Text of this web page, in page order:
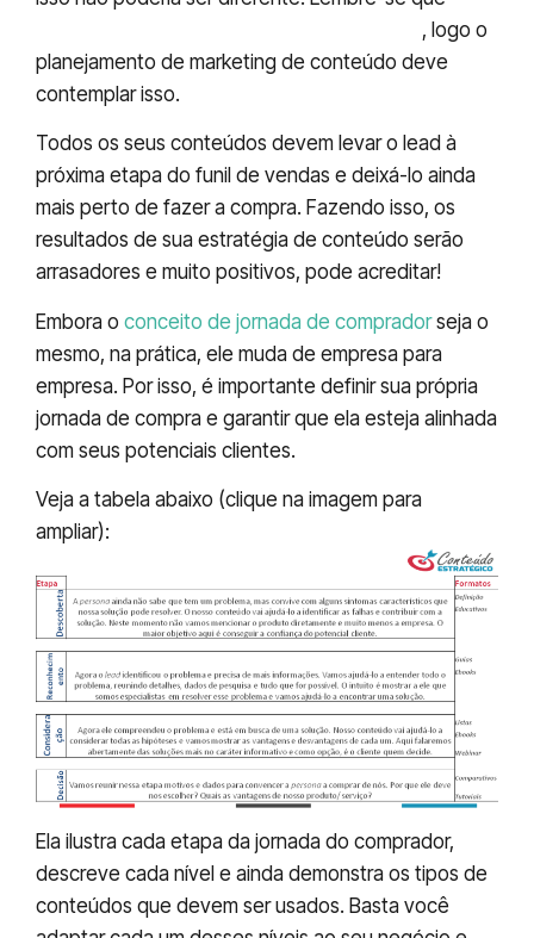
, logo o
planejamento de marketing de conteúdo deve
contemplar isso.
Todos os seus conteúdos devem levar o lead à
próxima etapa do funil de vendas e deixá-lo ainda
mais perto de fazer a compra. Fazendo isso, os
resultados de sua estratégia de conteúdo serão
arrasadores e muito positivos, pode acreditar!
Embora o conceito de jornada de compradorseja o
mesmo, na prática, ele muda de empresa para
empresa. Por isso, é importante definir sua própria
jornada de compra e garantir que ela esteja alinhada
com seus potenciais clientes.
Veja a tabela abaixo (clique na imagem para
ampliar):
Ela ilustra cada etapa da jornada do comprador,
descreve cada nível e ainda demonstra os tipos de
conteúdos que devem ser usados. Basta você